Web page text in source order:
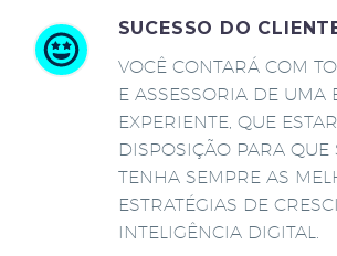
SUCESSO DO
VOCÊ CONTARÁ COM
E ASSESSORIA DE UMA
EXPERIENTE, QUE
DISPOSIÇÃO PARA QUE
TENHA SEMPRE AS
ESTRATÉGIAS DE
INTELIGÊNCIA DIGITAL.